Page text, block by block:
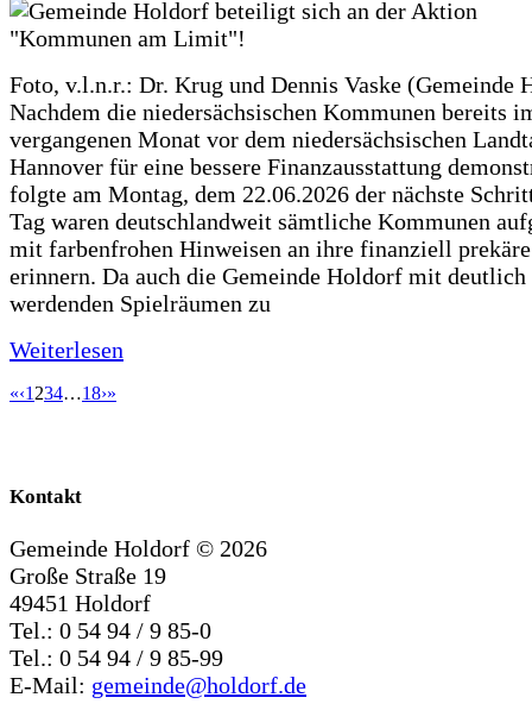
Foto, v.l.n.r.: Dr. Krug und Dennis Vaske (Gemeinde
Nachdem die niedersächsischen Kommunen bereits
vergangenen Monat vor dem niedersächsischen
Hannover für eine bessere Finanzausstattung
folgte am Montag, dem 22.06.2026 der nächste
Tag waren deutschlandweit sämtliche Kommunen
mit farbenfrohen Hinweisen an ihre finanziell
erinnern. Da auch die Gemeinde Holdorf mit deutlich
werdenden Spielräumen zu
Weiterlesen
«‹1 234…18›»
Kontakt
Gemeinde Holdorf © 2026
Große Straße 19
49451 Holdorf
Tel.: 0 54 94 / 9 85-0
Tel.: 0 54 94 / 9 85-99
E-Mail: gemeinde@holdorf.de